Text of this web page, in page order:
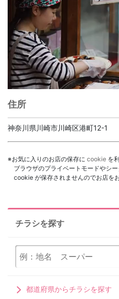
住所
神奈川県川崎市川崎区港町12-1
※お気に入りのお店の保存に cookie を
ブラウザのプライベートモードやシ
cookie が保存されませんのでお店を
チラシを探す
都道府県からチラシを探す